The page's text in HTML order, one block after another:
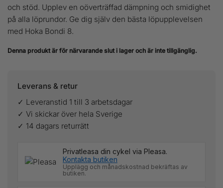
och stöd. Upplev en oöverträffad dämpning och smidighet
på alla löprundor. Ge dig själv den bästa löpupplevelsen
med Hoka Bondi 8.
Denna produkt är för närvarande slut i lager och är inte tillgänglig.
Leverans & retur
✓ Leveranstid 1 till 3 arbetsdagar
✓ Vi skickar över hela Sverige
✓ 14 dagars returrätt
Privatleasa din cykel via Pleasa.
Kontakta butiken
Upplägg och månadskostnad bekräftas av
butiken.